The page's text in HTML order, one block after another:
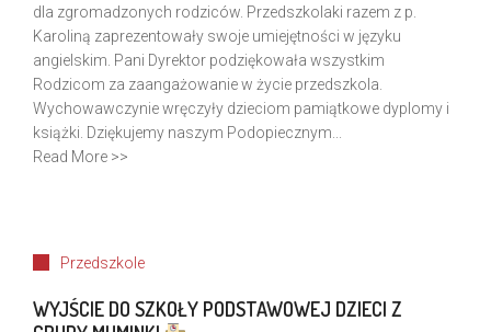
dla zgromadzonych rodziców. Przedszkolaki razem z p.
Karoliną zaprezentowały swoje umiejętności w języku
angielskim. Pani Dyrektor podziękowała wszystkim
Rodzicom za zaangażowanie w życie przedszkola.
Wychowawczynie wręczyły dzieciom pamiątkowe dyplomy i
książki. Dziękujemy naszym Podopiecznym...
Read More >>
Przedszkole
WYJŚCIE DO SZKOŁY PODSTAWOWEJ DZIECI Z